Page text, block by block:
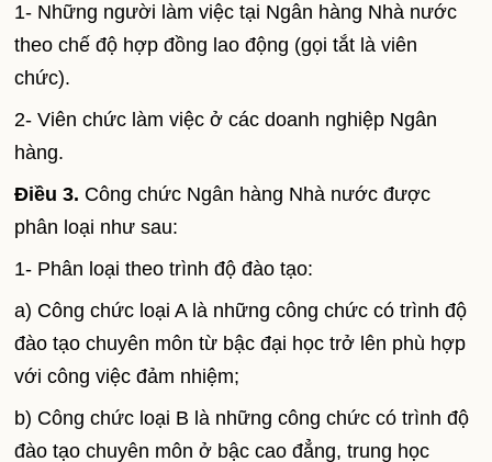
1- Những người làm việc tại Ngân hàng Nhà nước
theo chế độ hợp đồng lao động (gọi tắt là viên
chức).
2- Viên chức làm việc ở các doanh nghiệp Ngân
hàng.
Điều 3. Công chức Ngân hàng Nhà nước được
phân loại như sau:
1- Phân loại theo trình độ đào tạo:
a) Công chức loại A là những công chức có trình độ
đào tạo chuyên môn từ bậc đại học trở lên phù hợp
với công việc đảm nhiệm;
b) Công chức loại B là những công chức có trình độ
đào tạo chuyên môn ở bậc cao đẳng, trung học